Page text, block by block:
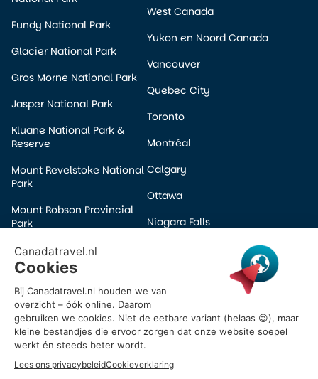
Fundy National Park
Glacier National Park
Gros Morne National Park
Jasper National Park
Kluane National Park &
Reserve
Mount Revelstoke National
Park
Mount Robson Provincial
Park
Pacific Rim National Park
Prince Albert National Park
Wells Gray Provincial Park
Yoho National Park
West Canada
Yukon en Noord Canada
Vancouver
Quebec City
Toronto
Montréal
Calgary
Ottawa
Niagara Falls
Halifax
Victoria